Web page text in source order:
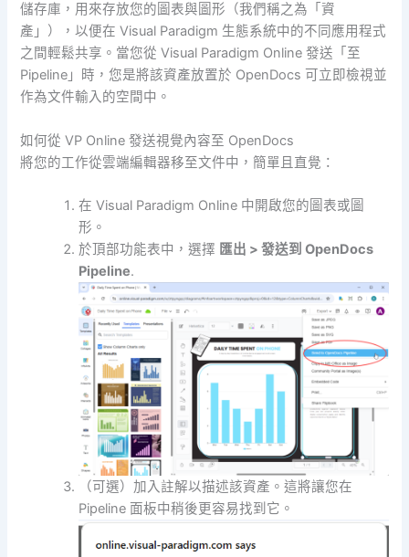
儲存庫，用來存放您的圖表與圖形（我們稱之為「資
產」），以便在 Visual Paradigm 生態系統中的不同應用程式
之間輕鬆共享。當您從 Visual Paradigm Online 發送「至
Pipeline」時，您是將該資產放置於 OpenDocs 可立即檢視並
作為文件輸入的空間中。
如何從 VP Online 發送視覺內容至 OpenDocs
將您的工作從雲端編輯器移至文件中，簡單且直覺：
在 Visual Paradigm Online 中開啟您的圖表或圖
形。
於頂部功能表中，選擇 匯出 > 發送到 OpenDocs
Pipeline.
（可選）加入註解以描述該資產。這將讓您在
Pipeline 面板中稍後更容易找到它。